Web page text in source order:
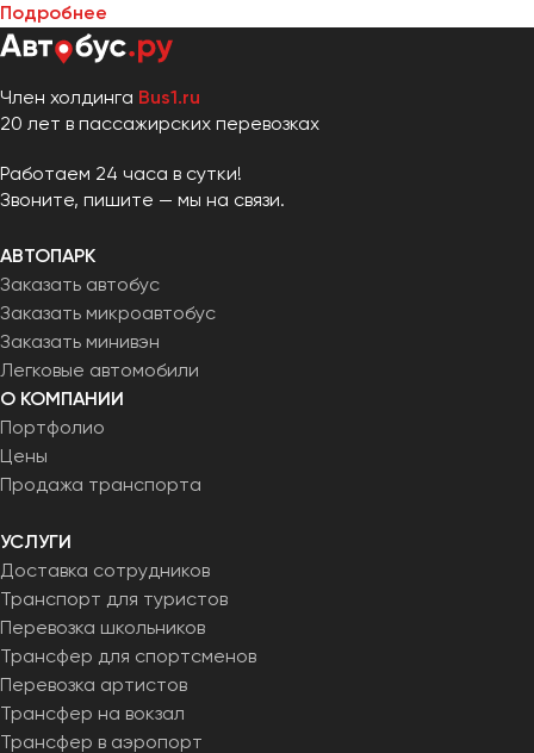
Подробнее
Член холдинга Bus1.ru
20 лет в пассажирских перевозках
Работаем 24 часа в сутки!
Звоните, пишите — мы на связи.
АВТОПАРК
Заказать автобус
Заказать микроавтобус
Заказать минивэн
Легковые автомобили
О КОМПАНИИ
Портфолио
Цены
Продажа транспорта
УСЛУГИ
Доставка сотрудников
Транспорт для туристов
Перевозка школьников
Трансфер для спортсменов
Перевозка артистов
Трансфер на вокзал
Трансфер в аэропорт